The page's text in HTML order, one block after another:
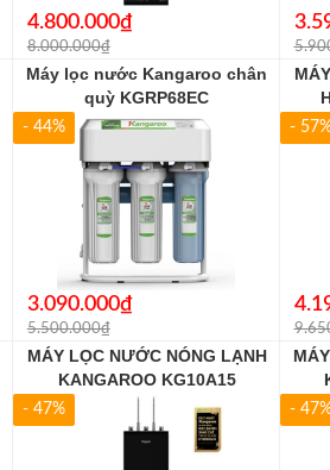
4.800.000₫
8.000.000₫
Máy lọc nước Kangaroo chân
quỳ KGRP68EC
- 44%
3.090.000₫
5.500.000₫
-
MÁY LỌC NƯỚC NÓNG LẠNH
KANGAROO KG10A15
- 47% -